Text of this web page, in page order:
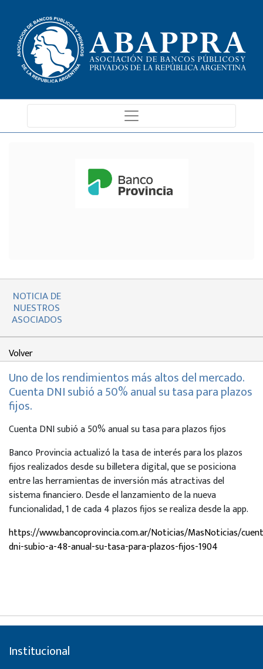
NOTICIA DE
NUESTROS
ASOCIADOS
Volver
Uno de los rendimientos más altos del mercado.
Cuenta DNI subió a 50% anual su tasa para plazos
fijos.
Cuenta DNI subió a 50% anual su tasa para plazos fijos
Banco Provincia actualizó la tasa de interés para los plazos
fijos realizados desde su billetera digital, que se posiciona
entre las herramientas de inversión más atractivas del
sistema financiero. Desde el lanzamiento de la nueva
funcionalidad, 1 de cada 4 plazos fijos se realiza desde la app.
https://www.bancoprovincia.com.ar/Noticias/MasNoticias/
dni-subio-a-48-anual-su-tasa-para-plazos-fijos-1904
Institucional